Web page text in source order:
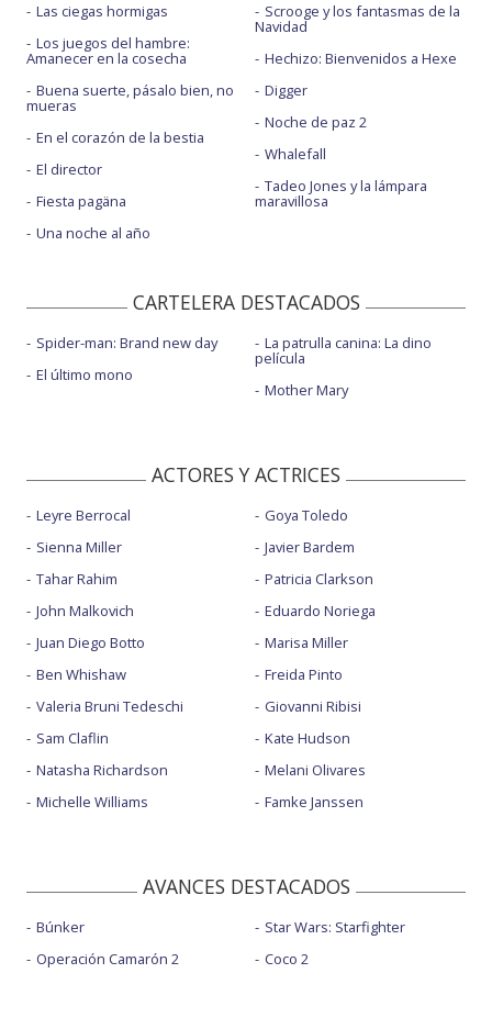
Las ciegas hormigas
Los juegos del hambre:
Amanecer en la cosecha
Buena suerte, pásalo bien, no
mueras
En el corazón de la bestia
El director
Fiesta pagäna
Una noche al año
Scrooge y los fantasmas de la
Navidad
Hechizo: Bienvenidos a Hexe
Digger
Noche de paz 2
Whalefall
Tadeo Jones y la lámpara
maravillosa
CARTELERA DESTACADOS
Spider-man: Brand new day
El último mono
La patrulla canina: La dino
película
Mother Mary
ACTORES Y ACTRICES
Leyre Berrocal
Sienna Miller
Tahar Rahim
John Malkovich
Juan Diego Botto
Ben Whishaw
Valeria Bruni Tedeschi
Sam Claflin
Natasha Richardson
Michelle Williams
Goya Toledo
Javier Bardem
Patricia Clarkson
Eduardo Noriega
Marisa Miller
Freida Pinto
Giovanni Ribisi
Kate Hudson
Melani Olivares
Famke Janssen
AVANCES DESTACADOS
Búnker
Operación Camarón 2
Star Wars: Starfighter
Coco 2